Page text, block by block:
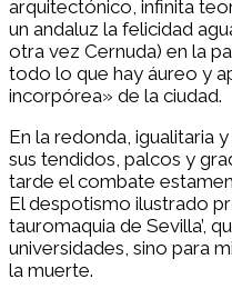
arquitectónico, infinita
un andaluz la felicidad
otra vez Cernuda) en la
todo lo que hay áureo y
incorpórea» de la ciudad.
En la redonda, igualitaria
sus tendidos, palcos y
tarde el combate
El despotismo ilustrado
tauromaquia de Sevilla’,
universidades, sino para
la muerte.